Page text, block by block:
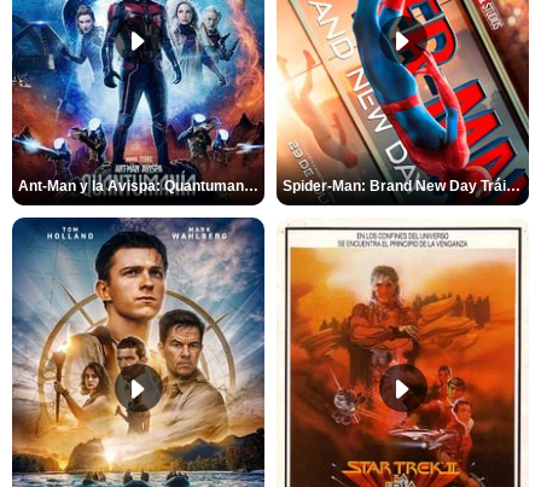
Ant-Man y la Avispa: Quantumanía Tráiler (2) Spider-Man: Brand New Day Tráiler (3)